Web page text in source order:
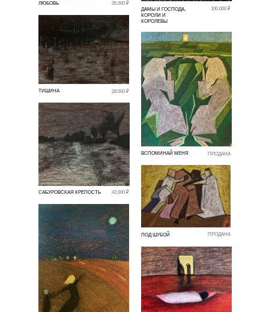
ТИШИНА
ПРОДАНА
28.000 ₽
САБУРОВСКАЯ КРЕПОСТЬ 42.000 ₽
ДАМЫ И ГОСПОДА,
КОРОЛИ И
КОРОЛЕВЫ
100.000 ₽
ПОД ШУБОЙ
ВСПОМИНАЙ МЕНЯ ПРОДАНА
ЛЮБОВЬ 35.000 ₽